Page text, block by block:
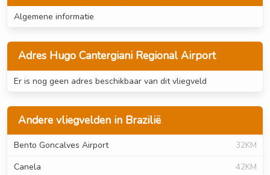
Algemene informatie
Adres Hugo Cantergiani Regional Airport
Er is nog geen adres beschikbaar van dit vliegveld
Andere vliegvelden in Brazilië
Bento Goncalves Airport
32KM
Canela
42KM